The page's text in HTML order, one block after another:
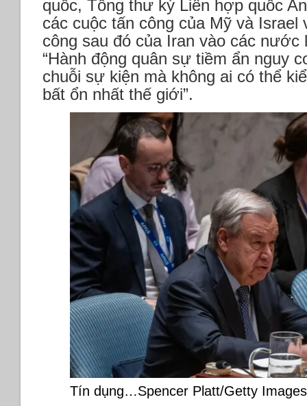
quốc, Tổng thư ký Liên hợp quốc
các cuộc tấn công của Mỹ và Israel
công sau đó của Iran vào các nước
“Hành động quân sự tiềm ẩn nguy
chuỗi sự kiện mà không ai có thể
bất ổn nhất thế giới”.
Tín dụng…Spencer Platt/Getty Images